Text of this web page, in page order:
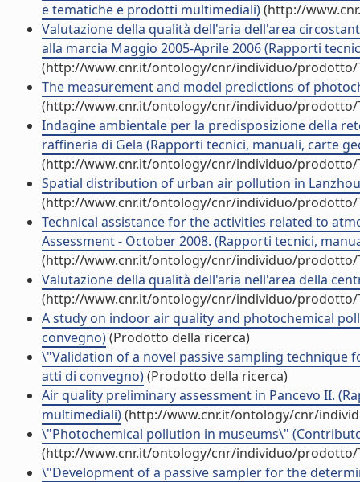
e tematiche e prodotti multimediali)(http://
Valutazione della qualità dell'aria dell'area
alla marcia Maggio 2005-Aprile 2006 (Rapporti
(http://www.cnr.it/ontology/cnr/individuo/prodotto/
The measurement and model predictions of
(http://www.cnr.it/ontology/cnr/individuo/prodotto/
Indagine ambientale per la predisposizione della
raffineria di Gela (Rapporti tecnici, manuali, carte
(http://www.cnr.it/ontology/cnr/individuo/prodotto/
Spatial distribution of urban air pollution in
(http://www.cnr.it/ontology/cnr/individuo/prodotto/
Technical assistance for the activities related to
Assessment - October 2008. (Rapporti tecnici,
(http://www.cnr.it/ontology/cnr/individuo/prodotto/
Valutazione della qualità dell'aria nell'area della
(http://www.cnr.it/ontology/cnr/individuo/prodotto/
A study on indoor air quality and photochemical
convegno)(Prodotto della ricerca)
\"Validation of a novel passive sampling
atti di convegno)(Prodotto della ricerca)
Air quality preliminary assessment in Pancevo II.
multimediali)(http://www.cnr.it/ontology/cnr/
\"Photochemical pollution in museums\"
(http://www.cnr.it/ontology/cnr/individuo/prodotto/
\"Development of a passive sampler for the